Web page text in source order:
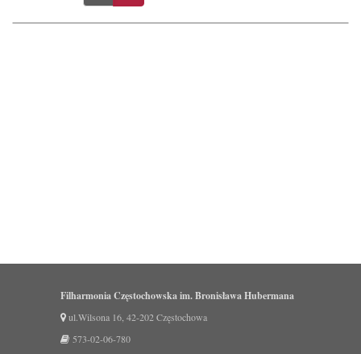
Filharmonia Częstochowska im. Bronisława Hubermana
ul.Wilsona 16, 42-202 Częstochowa
573-02-06-780